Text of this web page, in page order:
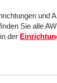
und
Sie alle
der